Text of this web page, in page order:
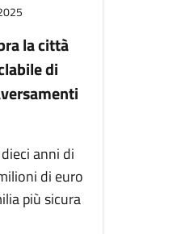
la città
di
anni di
di euro
più sicura